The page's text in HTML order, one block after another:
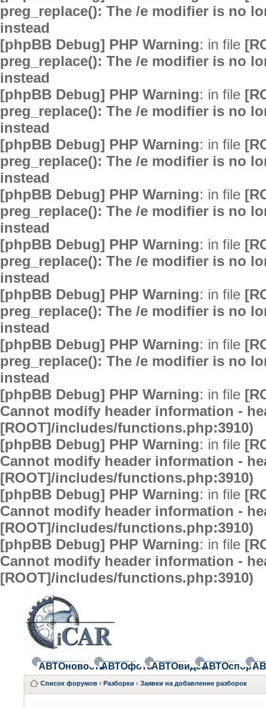
preg_replace(): The /e modifier is no
instead
[phpBB Debug] PHP Warning: in file
preg_replace(): The /e modifier is no
instead
[phpBB Debug] PHP Warning: in file
preg_replace(): The /e modifier is no
instead
[phpBB Debug] PHP Warning: in file
preg_replace(): The /e modifier is no
instead
[phpBB Debug] PHP Warning: in file
preg_replace(): The /e modifier is no
instead
[phpBB Debug] PHP Warning: in file
preg_replace(): The /e modifier is no
instead
[phpBB Debug] PHP Warning: in file
preg_replace(): The /e modifier is no
instead
[phpBB Debug] PHP Warning: in file
preg_replace(): The /e modifier is no
instead
[phpBB Debug] PHP Warning: in file
Cannot modify header information -
[ROOT]/includes/functions.php:3910)
[phpBB Debug] PHP Warning: in file
Cannot modify header information -
[ROOT]/includes/functions.php:3910)
[phpBB Debug] PHP Warning: in file
Cannot modify header information -
[ROOT]/includes/functions.php:3910)
[phpBB Debug] PHP Warning: in file
Cannot modify header information -
[ROOT]/includes/functions.php:3910)
АВТОновостиАВТОфотоАВТОвидеоАВТОспорт
Список форумов ‹ Разборки ‹ Заявки на добавление разборок